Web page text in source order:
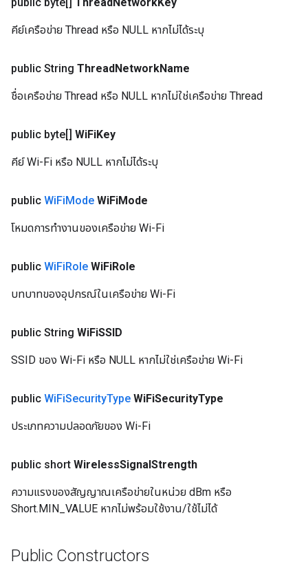
คีย์เครือข่าย Thread หรือ NULL หากไม่ได้ระบุ
public String ThreadNetworkName
ชื่อเครือข่าย Thread หรือ NULL หากไม่ใช่เครือข่าย Thread
public byte[] WiFiKey
คีย์ Wi-Fi หรือ NULL หากไม่ได้ระบุ
public WiFiMode WiFiMode
โหมดการทำงานของเครือข่าย Wi-Fi
public WiFiRole WiFiRole
บทบาทของอุปกรณ์ในเครือข่าย Wi-Fi
public String WiFiSSID
SSID ของ Wi-Fi หรือ NULL หากไม่ใช่เครือข่าย Wi-Fi
public WiFiSecurityType WiFiSecurityType
ประเภทความปลอดภัยของ Wi-Fi
public short WirelessSignalStrength
ความแรงของสัญญาณเครือข่ายในหน่วย dBm หรือ
Short.MIN_VALUE หากไม่พร้อมใช้งาน/ใช้ไม่ได้
Public Constructors